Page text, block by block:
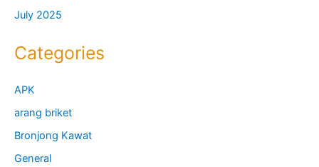
July 2025
Categories
APK
arang briket
Bronjong Kawat
General